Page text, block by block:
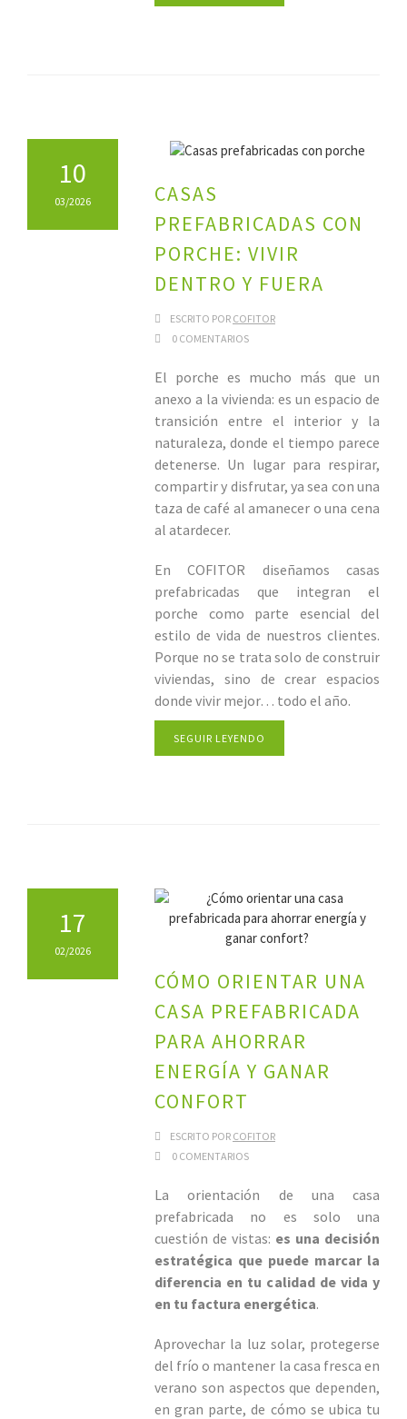
10
03/2026
CASAS
PREFABRICADAS CON
PORCHE: VIVIR
DENTRO Y FUERA
ESCRITO POR COFITOR
0 COMENTARIOS
El porche es mucho más que un
anexo a la vivienda: es un espacio de
transición entre el interior y la
naturaleza, donde el tiempo parece
detenerse. Un lugar para respirar,
compartir y disfrutar, ya sea con una
taza de café al amanecer o una cena
al atardecer.
En COFITOR diseñamos casas
prefabricadas que integran el
porche como parte esencial del
estilo de vida de nuestros clientes.
Porque no se trata solo de construir
viviendas, sino de crear espacios
donde vivir mejor… todo el año.
SEGUIR LEYENDO
17
02/2026
CÓMO ORIENTAR UNA
CASA PREFABRICADA
PARA AHORRAR
ENERGÍA Y GANAR
CONFORT
ESCRITO POR COFITOR
0 COMENTARIOS
La orientación de una casa
prefabricada no es solo una
cuestión de vistas: es una decisión
estratégica que puede marcar la
diferencia en tu calidad de vida y
en tu factura energética.
Aprovechar la luz solar, protegerse
del frío o mantener la casa fresca en
verano son aspectos que dependen,
en gran parte, de cómo se ubica tu